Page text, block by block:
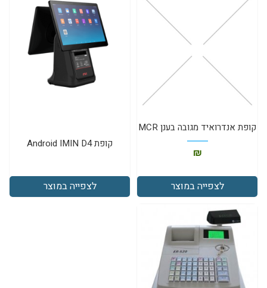
קופת אנדרואיד מגובה בענן MCR
₪
לצפייה במוצר
קופת Android IMIN D4
לצפייה במוצר